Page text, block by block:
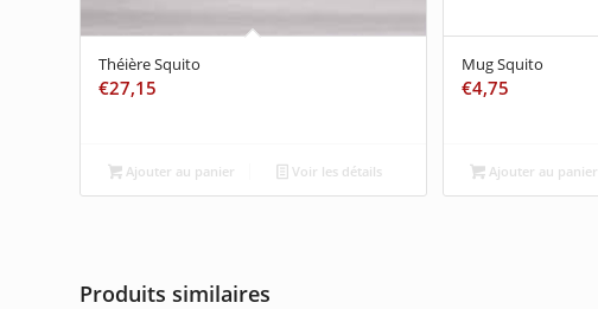
Théière Squito
€27,15
Ajouter au panier Voir les détails
Mug Squito
€4,75
Ajouter au panier
Produits similaires